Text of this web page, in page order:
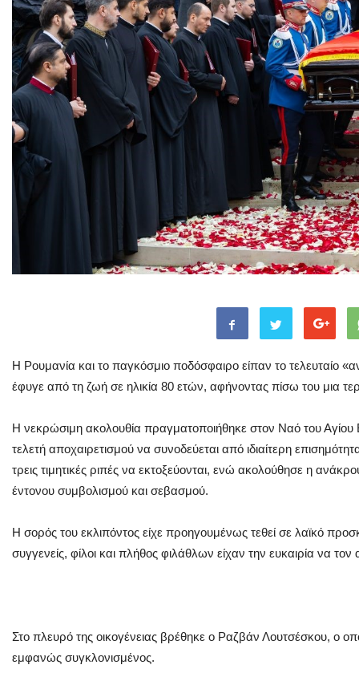
Η Ρουμανία και το παγκόσμιο ποδόσφαιρο είπαν το τελευταίο
έφυγε από τη ζωή σε ηλικία 80 ετών, αφήνοντας πίσω του μια
Η νεκρώσιμη ακολουθία πραγματοποιήθηκε στον Ναό του Αγίου
τελετή αποχαιρετισμού να συνοδεύεται από ιδιαίτερη
τρεις τιμητικές ριπές να εκτοξεύονται, ενώ ακολούθησε η
έντονου συμβολισμού και σεβασμού.
Η σορός του εκλιπόντος είχε προηγουμένως τεθεί σε λαϊκό
συγγενείς, φίλοι και πλήθος φιλάθλων είχαν την ευκαιρία να
Στο πλευρό της οικογένειας βρέθηκε ο Ραζβάν Λουτσέσκου, ο
εμφανώς συγκλονισμένος.